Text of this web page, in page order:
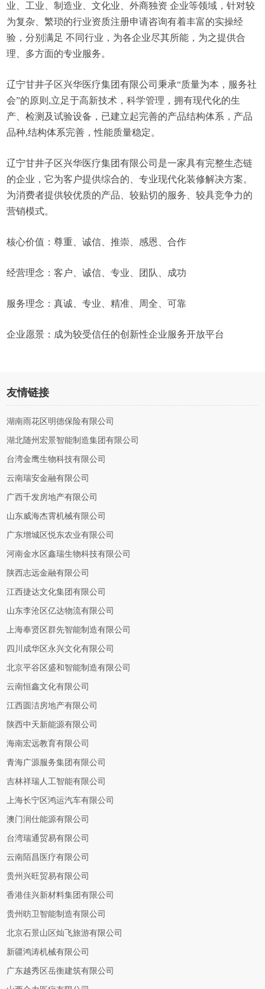
业、工业、制造业、文化业、外商独资 企业等领域，针对较
为复杂、繁琐的行业资质注册申请咨询有着丰富的实操经
验，分别满足 不同行业，为各企业尽其所能，为之提供合
理、多方面的专业服务。
辽宁甘井子区兴华医疗集团有限公司秉承“质量为本，服务社
会”的原则,立足于高新技术，科学管理，拥有现代化的生
产、检测及试验设备，已建立起完善的产品结构体系，产品
品种,结构体系完善，性能质量稳定。
辽宁甘井子区兴华医疗集团有限公司是一家具有完整生态链
的企业，它为客户提供综合的、专业现代化装修解决方案。
为消费者提供较优质的产品、较贴切的服务、较具竞争力的
营销模式。
核心价值：尊重、诚信、推崇、感恩、合作
经营理念：客户、诚信、专业、团队、成功
服务理念：真诚、专业、精准、周全、可靠
企业愿景：成为较受信任的创新性企业服务开放平台
友情链接
湖南雨花区明德保险有限公司
湖北随州宏景智能制造集团有限公司
台湾金鹰生物科技有限公司
云南瑞安金融有限公司
广西千发房地产有限公司
山东威海杰霄机械有限公司
广东增城区悦东农业有限公司
河南金水区鑫瑞生物科技有限公司
陕西志远金融有限公司
江西捷达文化集团有限公司
山东李沧区亿达物流有限公司
上海奉贤区群先智能制造有限公司
四川成华区永兴文化有限公司
北京平谷区盛和智能制造有限公司
云南恒鑫文化有限公司
江西圆洁房地产有限公司
陕西中天新能源有限公司
海南宏远教育有限公司
青海广源服务集团有限公司
吉林祥瑞人工智能有限公司
上海长宁区鸿运汽车有限公司
澳门润仕能源有限公司
台湾瑞通贸易有限公司
云南陌昌医疗有限公司
贵州兴旺贸易有限公司
香港佳兴新材料集团有限公司
贵州昉卫智能制造有限公司
北京石景山区灿飞旅游有限公司
新疆鸿涛机械有限公司
广东越秀区岳衡建筑有限公司